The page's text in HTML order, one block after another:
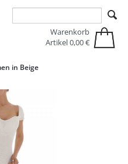
Hauptinhalt springen
Warenkorb
Artikel0,00 €
in Beige